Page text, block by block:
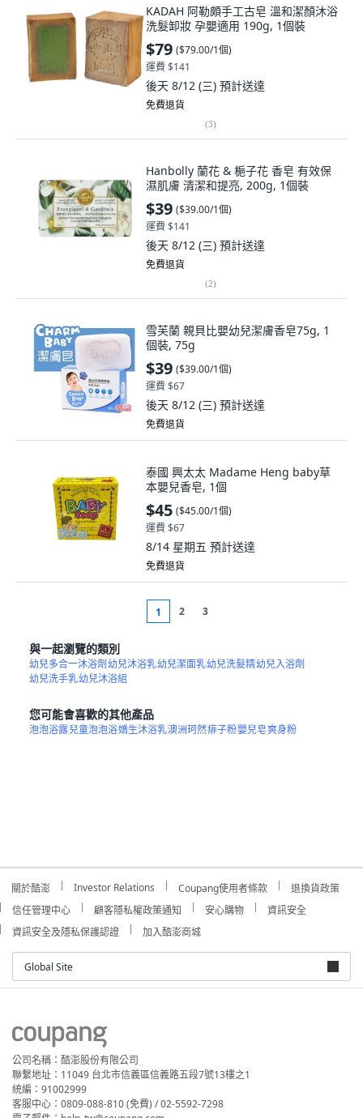
KADAH 阿勒頗手工古皂 溫和潔顏沐浴
洗髮卸妝 孕嬰適用 190g, 1個裝
$79 ($79.00/1個)
運費 $141
後天 8/12 (三) 預計送達
免費退貨
(3)
Hanbolly 蘭花 & 梔子花 香皂 有效保
濕肌膚 清潔和提亮, 200g, 1個裝
$39 ($39.00/1個)
運費 $141
後天 8/12 (三) 預計送達
免費退貨
(2)
雪芙蘭 親貝比嬰幼兒潔膚香皂75g, 1
個裝, 75g
$39 ($39.00/1個)
運費 $67
後天 8/12 (三) 預計送達
免費退貨
泰國 興太太 Madame Heng baby草
本嬰兒香皂, 1個
$45 ($45.00/1個)
運費 $67
8/14 星期五 預計送達
免費退貨
1 2 3
與一起瀏覽的類別
幼兒多合一沐浴劑幼兒沐浴乳幼兒潔面乳幼兒洗髮精幼兒入浴劑
幼兒洗手乳幼兒沐浴組
您可能會喜歡的其他產品
泡泡浴露兒童泡泡浴嬌生沐浴乳澳洲珂然痱子粉嬰兒皂爽身粉
關於酷澎 Investor Relations Coupang使用者條款
退換貨政策
信任管理中心
顧客隱私權政策通知 安心購物
資訊安全
資訊安全及隱私保護認證
加入酷澎商城
Global Site
公司名稱：酷澎股份有限公司
聯繫地址：11049 台北市信義區信義路五段7號13樓之1
統編：91002999
客服中心：0809-088-810 (免費) / 02-5592-7298